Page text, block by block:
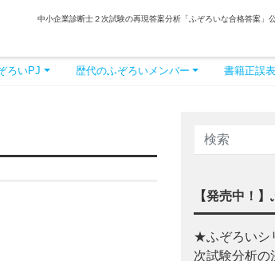
中小企業診断士２次試験の再現答案分析「ふぞろいな合格答案」
ろいPJ 歴代のふぞろいメンバー 書籍正誤表
【発売中！
★ふぞろいシ
次試験分析の